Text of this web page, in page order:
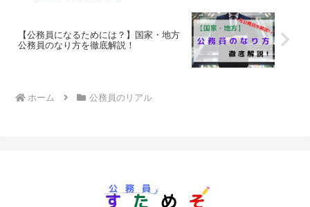
【公務員になるためには？】国家・地方
公務員のなり方を徹底解説！
ホーム 公務員のリアル